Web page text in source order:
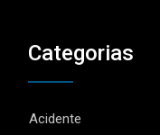
Categorias
Acidente